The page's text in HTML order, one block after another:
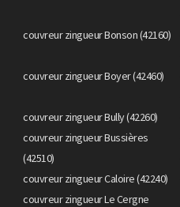
couvreur zingueur Bonson (42160)
couvreur zingueur Boyer (42460)
couvreur zingueur Bully (42260)
couvreur zingueur Bussières
(42510)
couvreur zingueur Caloire (42240)
couvreur zingueur Le Cergne